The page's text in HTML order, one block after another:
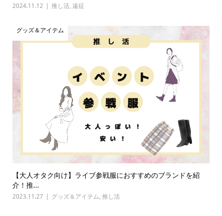
2024.11.12 推し活, 遠征
グッズ＆アイテム
【大人オタク向け】ライブ参戦服におすすめのブランドを紹
介！推...
2023.11.27 グッズ＆アイテム, 推し活